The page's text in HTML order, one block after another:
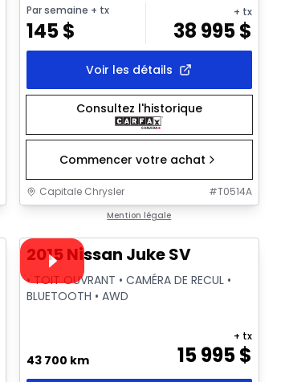
Par semaine + tx
145$
+ tx
38 995$
Voir les détails
Consultez l'historique
Commencer votre achat
Capitale Chrysler #T0514A
Mention légale
Vidéo disponible
Très bonne offre
2015 Nissan Juke SV
• TOIT OUVRANT • CAMÉRA DE RECUL •
BLUETOOTH • AWD
43 700 km 15 995$
+ tx